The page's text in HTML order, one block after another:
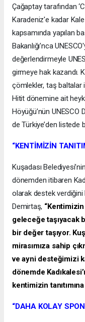
Çağaptay tarafından
Karadeniz'e kadar
kapsamında yapılan
Bakanlığı’nca
değerlendirmeyle
girmeye hak kazandı.
çömlekler, taş baltalar
Hitit dönemine ait
Höyüğü’nün UNESCO
de Türkiye’den listede
“KENTİMİZİN
Kuşadası
dönemden itibaren
olarak destek verdiğini
Demirtaş,
geleceğe taşıyacak
bir değer taşıyor.
mirasımıza sahip
ve ayni desteğimizi
dönemde
kentimizin
“DAHA KOLAY